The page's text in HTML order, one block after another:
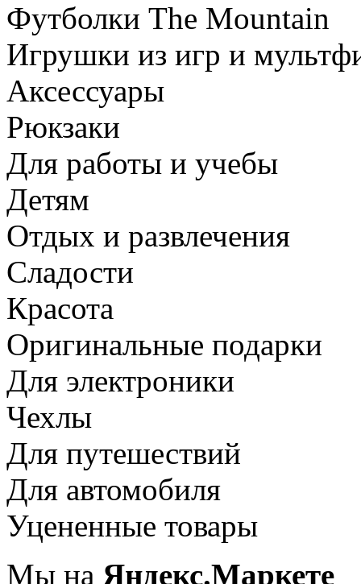
Футболки The Mountain
Игрушки из игр и
Аксессуары
Рюкзаки
Для работы и учебы
Детям
Отдых и развлечения
Сладости
Красота
Оригинальные подарки
Для электроники
Чехлы
Для путешествий
Для автомобиля
Уцененные товары
Мы на Яндекс.Маркете